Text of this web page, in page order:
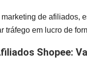
de afiliados,
tráfego em lucro de
Afiliados Shopee: